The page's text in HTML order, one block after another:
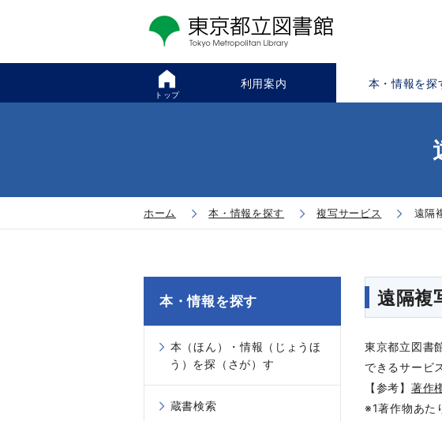
トップ
利用案内 本・情報を探
ホーム 本・情報を探す 複写サービス 遠隔
遠隔複
東京都立図書
できるサービ
【参考】 著作
※1著作物あた
本・情報を探す
本（ほん）・情報（じょうほ
う）を探（さが）す
蔵書検索